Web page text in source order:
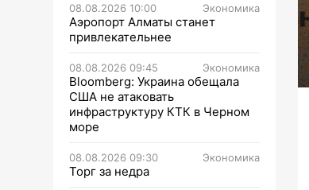
08.08.2026 10:00 Экономика
Аэропорт Алматы станет
привлекательнее
08.08.2026 09:45 Экономика
Bloomberg: Украина обещала
США не атаковать
инфраструктуру КТК в Черном
море
08.08.2026 09:30 Экономика
Торг за недра